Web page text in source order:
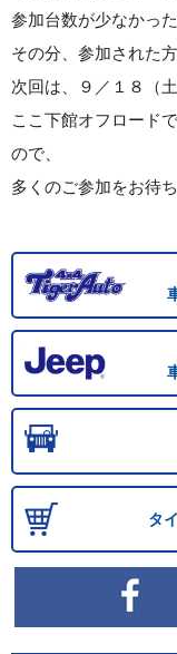
参加台数が少なかった
その分、参加された
次回は、９／１８（
ここ下館オフロードで
ので、
多くのご参加をお待
タ